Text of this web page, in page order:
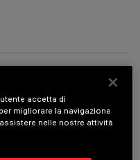
accetta di
migliorare la navigazione
nelle nostre attività